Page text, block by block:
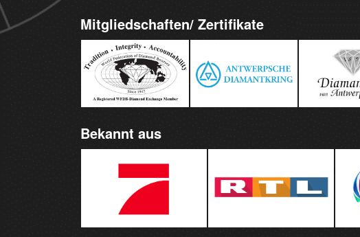
Mitgliedschaften/ Zertifikate
Bekannt aus